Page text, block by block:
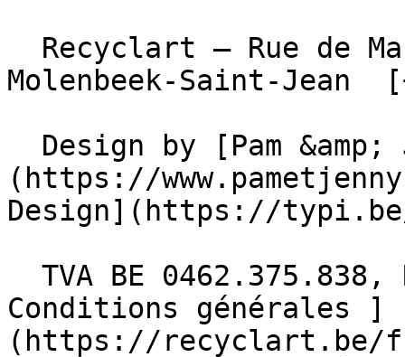
Molenbeek-Saint-
(https://
Design](https://
Conditions générales ]
(https://recyclart.be/